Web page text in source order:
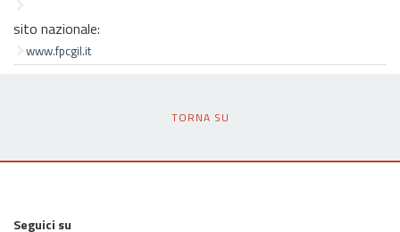
sito nazionale:
www.fpcgil.it
TORNA SU
Seguici su